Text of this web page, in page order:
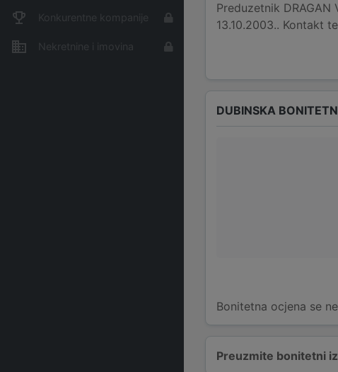
Konkurentne kompanije
Nekretnine i imovina
Preduzetnik DRAGAN
13.10.2003.. Kontakt
Preuzmite bonitetni
DUBINSKA
Bonitetna ocjena se